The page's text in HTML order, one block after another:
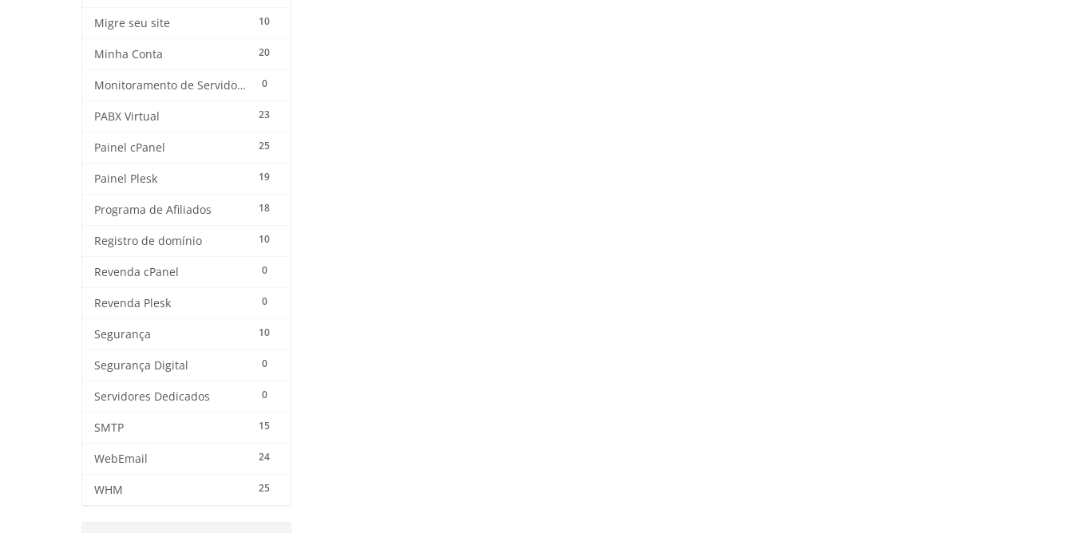
10
Migre seu site
20
Minha Conta
0
Monitoramento de Servidores
23
PABX Virtual
25
Painel cPanel
19
Painel Plesk
18
Programa de Afiliados
10
Registro de domínio
0
Revenda cPanel
0
Revenda Plesk
10
Segurança
0
Segurança Digital
0
Servidores Dedicados
15
SMTP
24
WebEmail
25
WHM